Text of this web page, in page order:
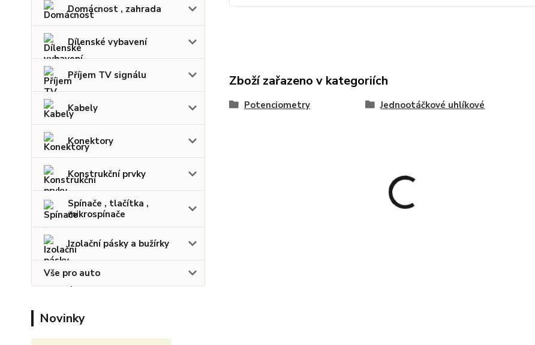
Domácnost , zahrada
Dílenské vybavení
Příjem TV signálu
Kabely
Konektory
Konstrukční prvky
Spínače , tlačítka ,
mikrospínače
Izolační pásky a bužírky
Vše pro auto
Novinky
Zboží zařazeno v kategoriích
Potenciometry Jednootáčkové uhlíkové